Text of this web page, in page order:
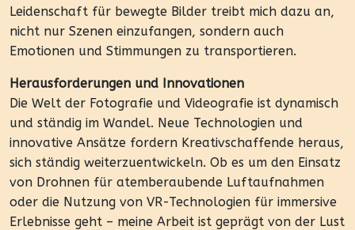
Leidenschaft für bewegte Bilder treibt mich dazu an,
nicht nur Szenen einzufangen, sondern auch
Emotionen und Stimmungen zu transportieren.
Herausforderungen und Innovationen
Die Welt der Fotografie und Videografie ist dynamisch
und ständig im Wandel. Neue Technologien und
innovative Ansätze fordern Kreativschaffende heraus,
sich ständig weiterzuentwickeln. Ob es um den Einsatz
von Drohnen für atemberaubende Luftaufnahmen
oder die Nutzung von VR-Technologien für immersive
Erlebnisse geht – meine Arbeit ist geprägt von der Lust